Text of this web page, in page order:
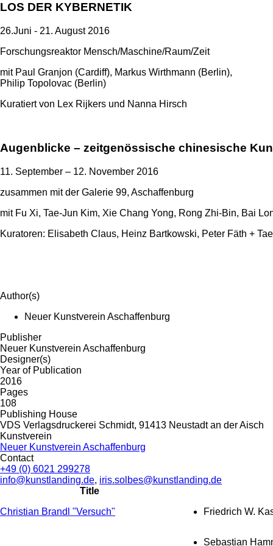
LOS DER KYBERNETIK
26.Juni - 21. August 2016
Forschungsreaktor Mensch/Maschine/Raum/Zeit
mit Paul Granjon (Cardiff), Markus Wirthmann (Berlin),
Philip Topolovac (Berlin)
Kuratiert von Lex Rijkers und Nanna Hirsch
Augenblicke – zeitgenössische chinesische
11. September – 12. November 2016
zusammen mit der Galerie 99, Aschaffenburg
mit Fu Xi, Tae-Jun Kim, Xie Chang Yong, Rong Zhi-Bin, Bai
Kuratoren: Elisabeth Claus, Heinz Bartkowski, Peter Fäth +
Author(s)
Neuer Kunstverein Aschaffenburg
Publisher
Neuer Kunstverein Aschaffenburg
Designer(s)
Year of Publication
2016
Pages
108
Publishing House
VDS Verlagsdruckerei Schmidt, 91413 Neustadt an der Aisch
Kunstverein
Neuer Kunstverein Aschaffenburg
Contact
+49 (0) 6021 299278
info@kunstlanding.de, iris.solbes@kunstlanding.de
Title
Christian Brandl "Versuch"
Friedrich W.
Sebastian